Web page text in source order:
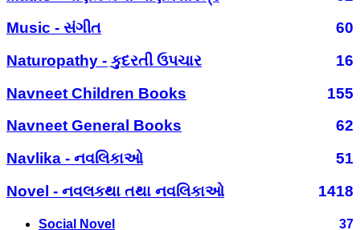
Music - સંગીત
60
Naturopathy - કુદરતી ઉપચાર
16
Navneet Children Books
155
Navneet General Books
62
Navlika - નવલિકાઓ
51
Novel - નવલકથા તથા નવલિકાઓ
1418
Social Novel 37